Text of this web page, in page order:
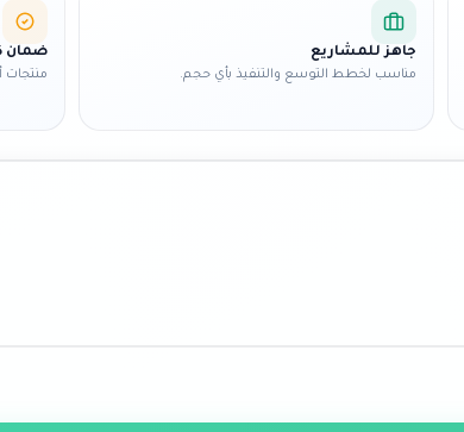
جاهز للمشاريع
مناسب لخطط التوسع والتنفيذ بأي حجم.
ضمان
منتجات